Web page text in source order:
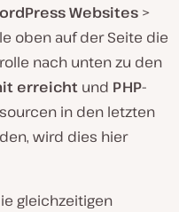
Websites >
oben auf der Seite die
nach unten zu den
erreicht und PHP-
in den letzten
wird dies hier
gleichzeitigen